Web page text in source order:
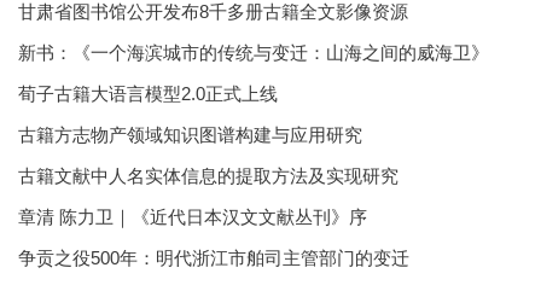
甘肃省图书馆公开发布8千多册古籍全文影像资源
新书：《一个海滨城市的传统与变迁：山海之间的威海卫》
荀子古籍大语言模型2.0正式上线
古籍方志物产领域知识图谱构建与应用研究
古籍文献中人名实体信息的提取方法及实现研究
章清 陈力卫｜《近代日本汉文文献丛刊》序
争贡之役500年：明代浙江市舶司主管部门的变迁